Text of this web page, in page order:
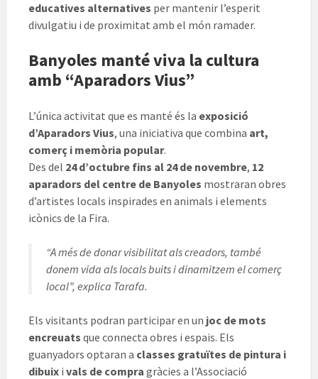
educatives alternatives per mantenir l’esperit
divulgatiu i de proximitat amb el món ramader.
Banyoles manté viva la cultura
amb “Aparadors Vius”
L’única activitat que es manté és la exposició
d’Aparadors Vius, una iniciativa que combina art,
comerç i memòria popular.
Des del 24 d’octubre fins al 24 de novembre, 12
aparadors del centre de Banyoles mostraran obres
d’artistes locals inspirades en animals i elements
icònics de la Fira.
“A més de donar visibilitat als creadors, també
donem vida als locals buits i dinamitzem el comerç
local”, explica Tarafa.
Els visitants podran participar en un joc de mots
encreuats que connecta obres i espais. Els
guanyadors optaran a classes gratuïtes de pintura i
dibuix i vals de compra gràcies a l’Associació